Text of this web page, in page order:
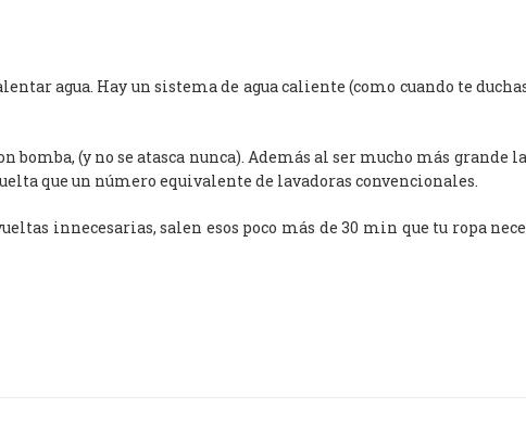
agua. Hay un sistema de agua caliente (como cuando te
(y no se atasca nunca). Además al ser mucho más grande la
que un número equivalente de lavadoras convencionales.
innecesarias, salen esos poco más de 30 min que tu ropa